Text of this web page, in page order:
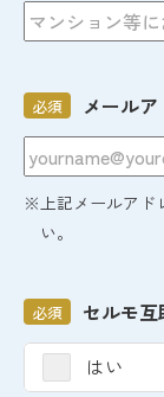
メール
必須
※上記メールアド
い。
セルモ
必須
はい